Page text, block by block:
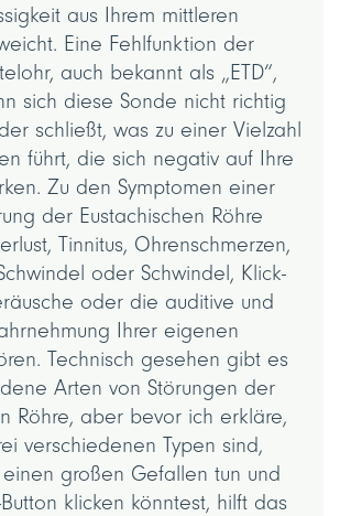
aus Ihrem mittleren
Eine Fehlfunktion der
auch bekannt als „ETD“,
sich diese Sonde nicht richtig
schließt, was zu einer Vielzahl
führt, die sich negativ auf Ihre
Zu den Symptomen einer
der Eustachischen Röhre
Tinnitus, Ohrenschmerzen,
oder Schwindel, Klick-
oder die auditive und
Ihrer eigenen
Technisch gesehen gibt es
Arten von Störungen der
Röhre, aber bevor ich erkläre,
verschiedenen Typen sind,
großen Gefallen tun und
klicken könntest, hilft das